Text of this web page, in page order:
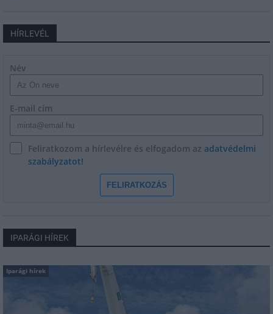
HÍRLEVÉL
Név
E-mail cím
Feliratkozom a hírlevélre és elfogadom az adatvédelmi
szabályzatot!
FELIRATKOZÁS
IPARÁGI HÍREK
Iparági hírek